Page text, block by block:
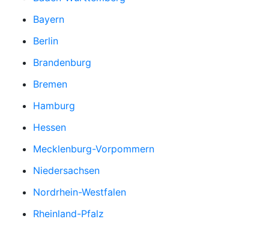
Bayern
Berlin
Brandenburg
Bremen
Hamburg
Hessen
Mecklenburg-Vorpommern
Niedersachsen
Nordrhein-Westfalen
Rheinland-Pfalz